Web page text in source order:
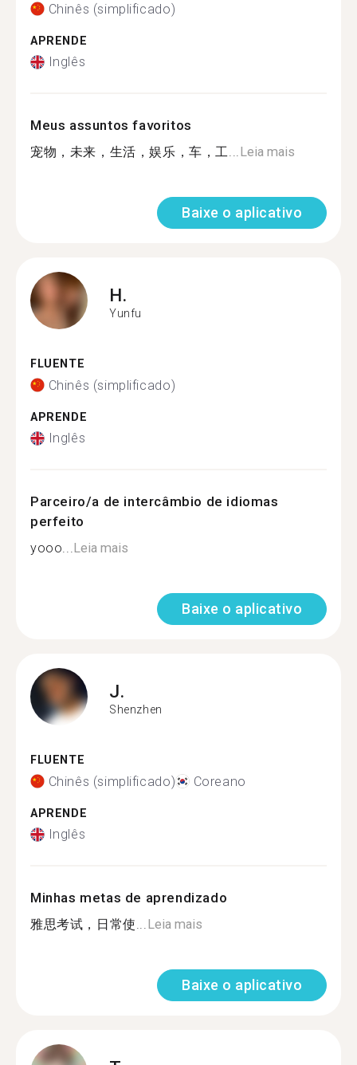
Chinês (simplificado)
APRENDE
Inglês
Meus assuntos favoritos
宠物，未来，生活，娱乐，车，工...Leia mais
Baixe o aplicativo
H.
Yunfu
FLUENTE
Chinês (simplificado)
APRENDE
Inglês
Parceiro/a de intercâmbio de idiomas
perfeito
yooo...Leia mais
Baixe o aplicativo
J.
Shenzhen
FLUENTE
Chinês (simplificado) Coreano
APRENDE
Inglês
Minhas metas de aprendizado
雅思考试，日常使...Leia mais
Baixe o aplicativo